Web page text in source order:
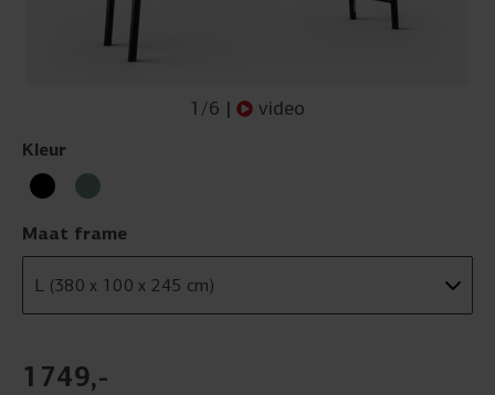
1 /6 | video
Kleur
Maat frame
1749,-